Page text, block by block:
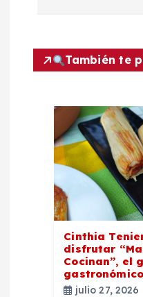
ó
También te
Cinthia
disfrutar
Cocinan”, el
julio 27, 2026